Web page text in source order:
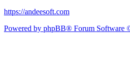
https://andeesoft.com
Powered by phpBB® Forum Software